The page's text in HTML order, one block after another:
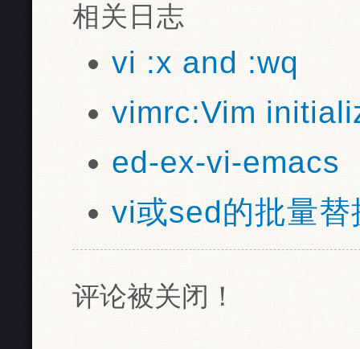
相关日志
vi :x and :wq
vimrc:Vim
ed-ex-vi-emacs
vi或sed的批量
评论被关闭！